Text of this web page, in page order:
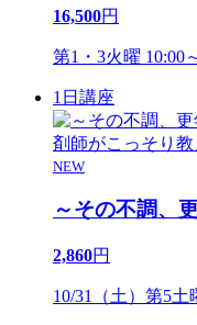
16,500円
第1・3火曜 10:00
1日講座
NEW
～その不調、
2,860円
10/31（土）第5土